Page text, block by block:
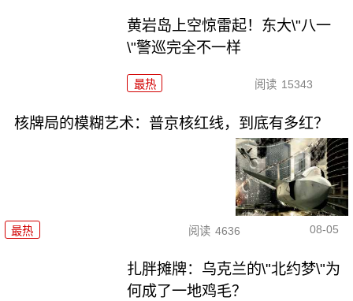
黄岩岛上空惊雷起！东大\"八一
\"警巡完全不一样
最热 阅读 15343
核牌局的模糊艺术：普京核红线，到底有多红？
最热 阅读 4636 08-05
扎胖摊牌：乌克兰的\"北约梦\"为
何成了一地鸡毛？